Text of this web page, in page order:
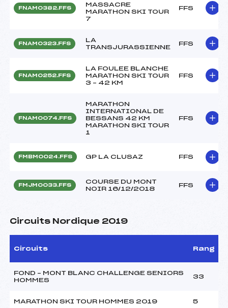
FNAM0382.FFS
MASSACRE
MARATHON SKI TOUR
7
FFS
FNAM0323.FFS
LA
TRANSJURASSIENNE
FFS
FNAM0252.FFS
LA FOULEE BLANCHE
MARATHON SKI TOUR
3 – 42 KM
FFS
FNAM0074.FFS
MARATHON
INTERNATIONAL DE
BESSANS 42 KM
MARATHON SKI TOUR
1
FFS
FMBM0024.FFS GP LA CLUSAZ FFS
FMJM0033.FFS
COURSE DU MONT
NOIR 16/12/2018
FFS
Circuits Nordique 2019
Circuits Rang
FOND – MONT BLANC CHALLENGE SENIORS
HOMMES
33
MARATHON SKI TOUR HOMMES 2019 5